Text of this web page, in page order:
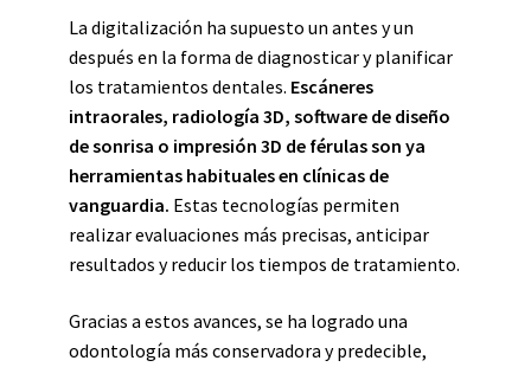
La digitalización ha supuesto un antes y un
después en la forma de diagnosticar y planificar
los tratamientos dentales. Escáneres
intraorales, radiología 3D, software de diseño
de sonrisa o impresión 3D de férulas son ya
herramientas habituales en clínicas de
vanguardia. Estas tecnologías permiten
realizar evaluaciones más precisas, anticipar
resultados y reducir los tiempos de tratamiento.
Gracias a estos avances, se ha logrado una
odontología más conservadora y predecible,